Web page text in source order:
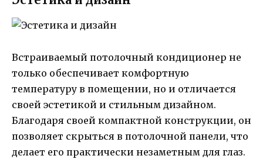
Встраиваемый потолочный кондиционер не
только обеспечивает комфортную
температуру в помещении, но и отличается
своей эстетикой и стильным дизайном.
Благодаря своей компактной конструкции, он
позволяет скрыться в потолочной панели, что
делает его практически незаметным для глаз.